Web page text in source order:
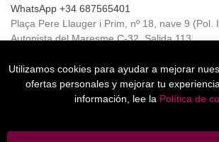
WhatsApp +34 687565401
Plaça Pere Llauger i Prim, nº 18, nave 9 (Pol.
Autopista del Maresme C-32, Salida 113
Horario de Atención al cliente:
De lunes a jueves de 8:00 a 17:00,
Viernes de 8:00 a 15:00
Utilizamos cookies para ayudar a mejorar
ofertas personales y mejorar tu
información, lee la Política de